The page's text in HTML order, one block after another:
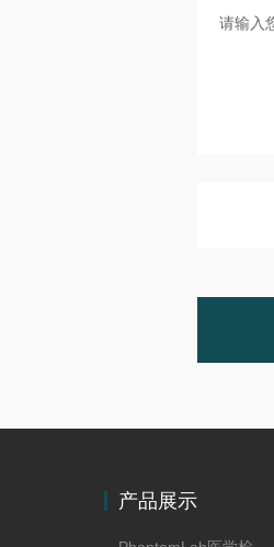
产品展示